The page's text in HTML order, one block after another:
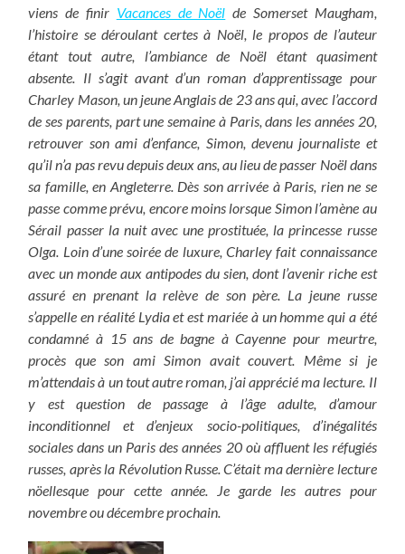
viens de finir Vacances de Noël de Somerset Maugham,
l’histoire se déroulant certes à Noël, le propos de l’auteur
étant tout autre, l’ambiance de Noël étant quasiment
absente. Il s’agit avant d’un roman d’apprentissage pour
Charley Mason, un jeune Anglais de 23 ans qui, avec l’accord
de ses parents, part une semaine à Paris, dans les années 20,
retrouver son ami d’enfance, Simon, devenu journaliste et
qu’il n’a pas revu depuis deux ans, au lieu de passer Noël dans
sa famille, en Angleterre. Dès son arrivée à Paris, rien ne se
passe comme prévu, encore moins lorsque Simon l’amène au
Sérail passer la nuit avec une prostituée, la princesse russe
Olga. Loin d’une soirée de luxure, Charley fait connaissance
avec un monde aux antipodes du sien, dont l’avenir riche est
assuré en prenant la relève de son père. La jeune russe
s’appelle en réalité Lydia et est mariée à un homme qui a été
condamné à 15 ans de bagne à Cayenne pour meurtre,
procès que son ami Simon avait couvert. Même si je
m’attendais à un tout autre roman, j’ai apprécié ma lecture. Il
y est question de passage à l’âge adulte, d’amour
inconditionnel et d’enjeux socio-politiques, d’inégalités
sociales dans un Paris des années 20 où affluent les réfugiés
russes, après la Révolution Russe. C’était ma dernière lecture
nöellesque pour cette année. Je garde les autres pour
novembre ou décembre prochain.